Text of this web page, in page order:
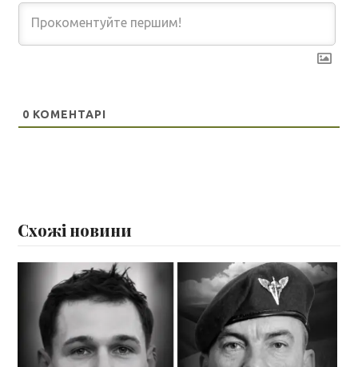
0 КОМЕНТАРІ
Схожі новини